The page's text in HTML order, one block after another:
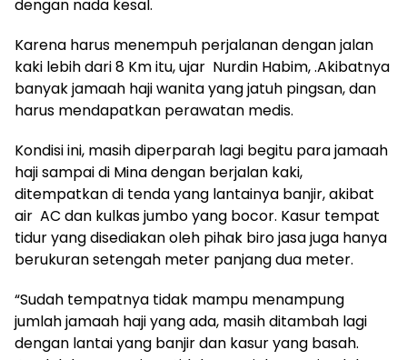
dengan nada kesal.
Karena harus menempuh perjalanan dengan jalan
kaki lebih dari 8 Km itu, ujar Nurdin Habim, .Akibatnya
banyak jamaah haji wanita yang jatuh pingsan, dan
harus mendapatkan perawatan medis.
Kondisi ini, masih diperparah lagi begitu para jamaah
haji sampai di Mina dengan berjalan kaki,
ditempatkan di tenda yang lantainya banjir, akibat
air AC dan kulkas jumbo yang bocor. Kasur tempat
tidur yang disediakan oleh pihak biro jasa juga hanya
berukuran setengah meter panjang dua meter.
“Sudah tempatnya tidak mampu menampung
jumlah jamaah haji yang ada, masih ditambah lagi
dengan lantai yang banjir dan kasur yang basah.